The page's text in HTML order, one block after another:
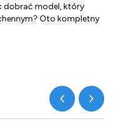
dobrać model, który
Oto kompletny